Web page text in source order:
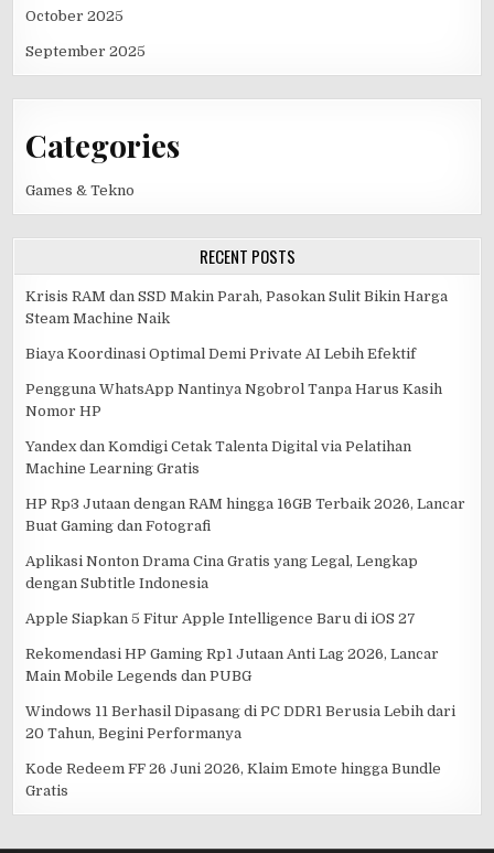
October 2025
September 2025
Categories
Games & Tekno
RECENT POSTS
Krisis RAM dan SSD Makin Parah, Pasokan Sulit Bikin Harga
Steam Machine Naik
Biaya Koordinasi Optimal Demi Private AI Lebih Efektif
Pengguna WhatsApp Nantinya Ngobrol Tanpa Harus Kasih
Nomor HP
Yandex dan Komdigi Cetak Talenta Digital via Pelatihan
Machine Learning Gratis
HP Rp3 Jutaan dengan RAM hingga 16GB Terbaik 2026, Lancar
Buat Gaming dan Fotografi
Aplikasi Nonton Drama Cina Gratis yang Legal, Lengkap
dengan Subtitle Indonesia
Apple Siapkan 5 Fitur Apple Intelligence Baru di iOS 27
Rekomendasi HP Gaming Rp1 Jutaan Anti Lag 2026, Lancar
Main Mobile Legends dan PUBG
Windows 11 Berhasil Dipasang di PC DDR1 Berusia Lebih dari
20 Tahun, Begini Performanya
Kode Redeem FF 26 Juni 2026, Klaim Emote hingga Bundle
Gratis